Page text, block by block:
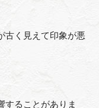
古く見えて印象が悪
することがありま